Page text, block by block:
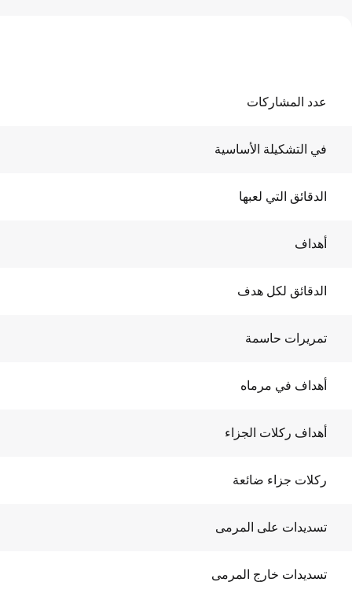
عدد المشاركات
في التشكيلة الأساسية
الدقائق التي لعبها
أهداف
الدقائق لكل هدف
تمريرات حاسمة
أهداف في مرماه
أهداف ركلات الجزاء
ركلات جزاء ضائعة
تسديدات على المرمى
تسديدات خارج المرمى